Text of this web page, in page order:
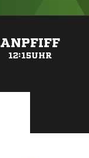
ANPFIFF
12:15UHR